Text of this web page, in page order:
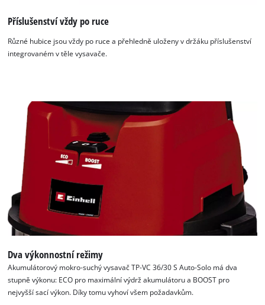
Příslušenství vždy po ruce
Různé hubice jsou vždy po ruce a přehledně uloženy v držáku příslušenství
integrovaném v těle vysavače.
Dva výkonnostní režimy
Akumulátorový mokro-suchý vysavač TP-VC 36/30 S Auto-Solo má dva
stupně výkonu: ECO pro maximální výdrž akumulátoru a BOOST pro
nejvyšší sací výkon. Díky tomu vyhoví všem požadavkům.